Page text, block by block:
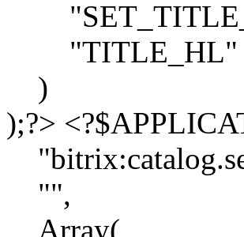
"TITLE_HL"
)
);?>
"",
Array(